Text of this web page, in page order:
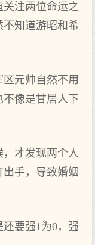
注两位命运之
知道游昭和希
元帅自然不用
像是甘居人下
才发现两个人
手，导致婚姻
要强1为0，强